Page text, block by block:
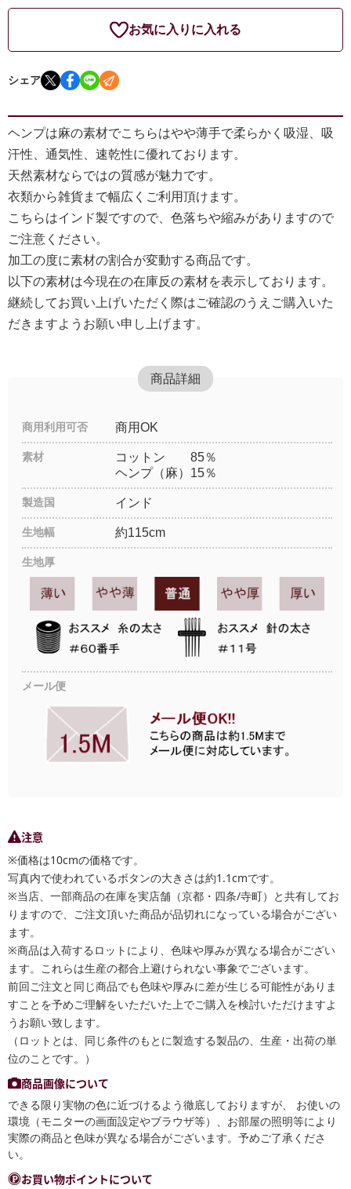
お気に入りに入れる
シェア
ヘンプは麻の素材でこちらはやや薄手で柔らかく吸湿、吸
汗性、通気性、速乾性に優れております。
天然素材ならではの質感が魅力です。
衣類から雑貨まで幅広くご利用頂けます。
こちらはインド製ですので、色落ちや縮みがありますので
ご注意ください。
加工の度に素材の割合が変動する商品です。
以下の素材は今現在の在庫反の素材を表示しております。
継続してお買い上げいただく際はご確認のうえご購入いた
だきますようお願い申し上げます。
商品詳細
商用利用可否 商用OK
素材
コットン 85％
ヘンプ（麻）15％
製造国 インド
生地幅 約115cm
生地厚
メール便
注意
※価格は10cmの価格です。
写真内で使われているボタンの大きさは約1.1cmです。
※当店、一部商品の在庫を実店舗（京都・四条/寺町）と共有してお
りますので、ご注文頂いた商品が品切れになっている場合がござい
ます。
※商品は入荷するロットにより、色味や厚みが異なる場合がござい
ます。これらは生産の都合上避けられない事象でございます。
前回ご注文と同じ商品でも色味や厚みに差が生じる可能性がありま
すことを予めご理解をいただいた上でご購入を検討いただけますよ
うお願い致します。
（ロットとは、同じ条件のもとに製造する製品の、生産・出荷の単
位のことです。）
商品画像について
できる限り実物の色に近づけるよう徹底しておりますが、 お使いの
環境（モニターの画面設定やブラウザ等）、お部屋の照明等により
実際の商品と色味が異なる場合がございます。予めご了承くださ
い。
お買い物ポイントについて